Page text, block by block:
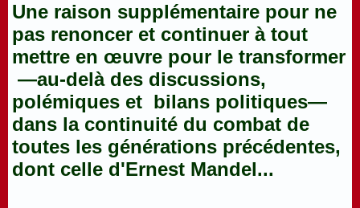
Une raison supplémentaire pour ne
pas renoncer et continuer à tout
mettre en œuvre pour le transformer
—au-delà des discussions,
polémiques et bilans politiques—
dans la continuité du combat de
toutes les générations précédentes,
dont celle d'Ernest Mandel...